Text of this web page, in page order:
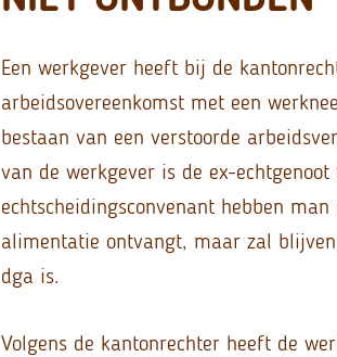
Een werkgever heeft bij de
arbeidsovereenkomst met een
bestaan van een verstoorde
van de werkgever is de ex-
echtscheidingsconvenant hebben
alimentatie ontvangt, maar zal
dga is.
Volgens de kantonrechter heeft de